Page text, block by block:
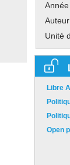
Année
Auteur
Unité
Libre
Open